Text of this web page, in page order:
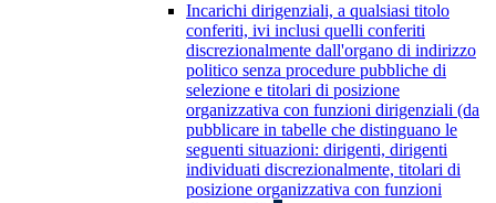
Incarichi dirigenziali, a qualsiasi titolo
conferiti, ivi inclusi quelli conferiti
discrezionalmente dall'organo di indirizzo
politico senza procedure pubbliche di
selezione e titolari di posizione
organizzativa con funzioni dirigenziali (da
pubblicare in tabelle che distinguano le
seguenti situazioni: dirigenti, dirigenti
individuati discrezionalmente, titolari di
posizione organizzativa con funzioni